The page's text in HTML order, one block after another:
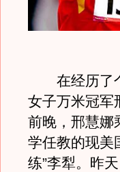
在经历了个
女子万米冠军
前晚，邢慧娜
学任教的现美
练”李犁。昨